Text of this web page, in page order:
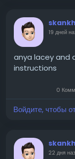
19 дней
anya lacey and
instructions
0
Войдите, чтобы
22 дня